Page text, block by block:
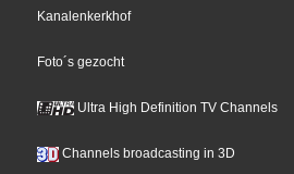
Kanalenkerkhof
Foto´s gezocht
Ultra High Definition TV Channels
Channels broadcasting in 3D